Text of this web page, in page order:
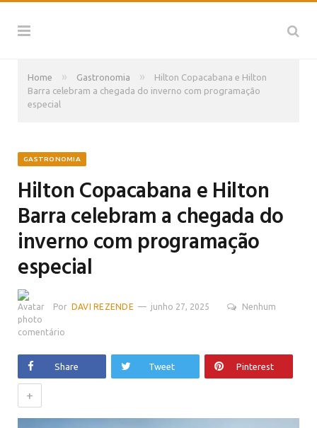
Home » Gastronomia »
Hilton Copacabana e Hilton
Barra celebram a chegada do inverno com programação
especial
GASTRONOMIA
Hilton Copacabana e Hilton
Barra celebram a chegada do
inverno com programação
especial
Por DAVI REZENDE junho 27, 2025 Nenhum
comentário
Share Tweet Pinterest
+